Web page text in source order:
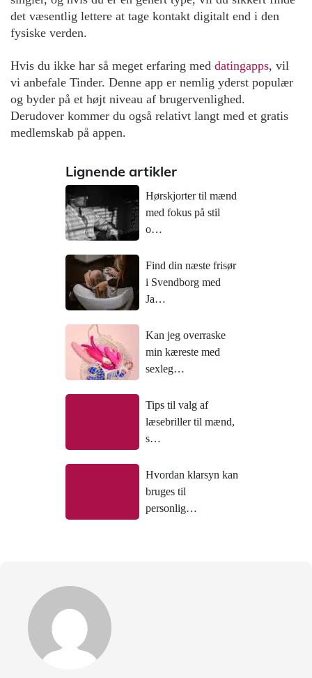
det væsentlig lettere at tage kontakt digitalt end i den
fysiske verden.
Hvis du ikke har så meget erfaring med datingapps, vil
vi anbefale Tinder. Denne app er nemlig yderst populær
og byder på et højt niveau af brugervenlighed.
Derudover kommer du også relativt langt med et gratis
medlemskab på appen.
Lignende artikler
Hørskjorter til mænd
med fokus på stil
o…
Find din næste frisør
i Svendborg med
Ja…
Kan jeg overraske
min kæreste med
sexleg…
Tips til valg af
læsebriller til mænd,
s…
Hvordan klarsyn kan
bruges til
personlig…